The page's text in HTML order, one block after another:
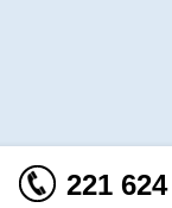
221